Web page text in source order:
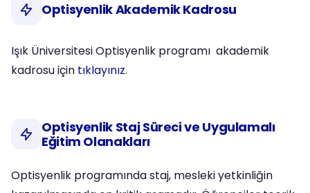
Optisyenlik Akademik Kadrosu
Işık Üniversitesi Optisyenlik programı akademik
kadrosu için tıklayınız.
Optisyenlik Staj Süreci ve Uygulamalı
Eğitim Olanakları
Optisyenlik programında staj, mesleki yetkinliğin